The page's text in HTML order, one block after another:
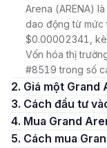
Arena (ARENA)
dao động từ
$0.00002341,
Vốn hóa thị
#8519 trong số
2. Giá một
3. Cách đầu tư
4. Mua Grand
5. Cách mua